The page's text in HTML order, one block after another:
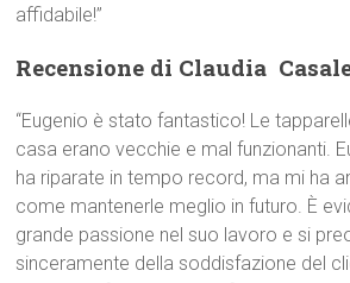
affidabile!”
Recensione di Claudia 
“Eugenio è stato fantastico! Le
casa erano vecchie e mal funzionanti.
ha riparate in tempo record, ma mi ha
come mantenerle meglio in futuro. È
grande passione nel suo lavoro e si
sinceramente della soddisfazione del